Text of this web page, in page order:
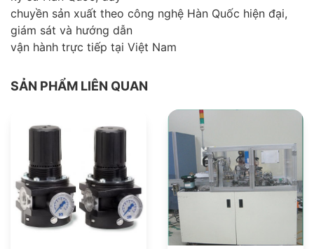
chuyền sản xuất theo công nghệ Hàn Quốc hiện đại,
giám sát và hướng dẫn
vận hành trực tiếp tại Việt Nam
SẢN PHẨM LIÊN QUAN